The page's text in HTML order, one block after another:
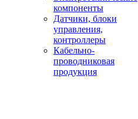
компоненты
Датчики, блоки
управления,
контроллеры
Кабельно-
проводниковая
продукция